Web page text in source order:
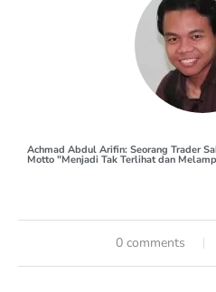
Achmad Abdul Arifin: Seorang Trader
Motto "Menjadi Tak Terlihat dan
0 comments